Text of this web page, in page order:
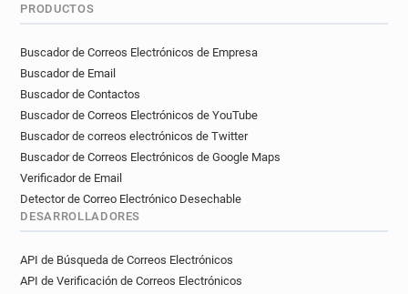
j******@manchester.gov.uk
x***********@manchester.gov.uk
b******@manchester.gov.uk
p**********@manchester.gov.uk
r********@manchester.gov.uk
v***********@manchester.gov.uk
u*******@manchester.gov.uk
l*********@manchester.gov.uk
PRODUCTOS
Buscador de Correos Electrónicos de Empresa
Buscador de Email
Buscador de Contactos
Buscador de Correos Electrónicos de YouTube
Buscador de correos electrónicos de Twitter
Buscador de Correos Electrónicos de Google Maps
Verificador de Email
Detector de Correo Electrónico Desechable
DESARROLLADORES
API de Búsqueda de Correos Electrónicos
API de Verificación de Correos Electrónicos